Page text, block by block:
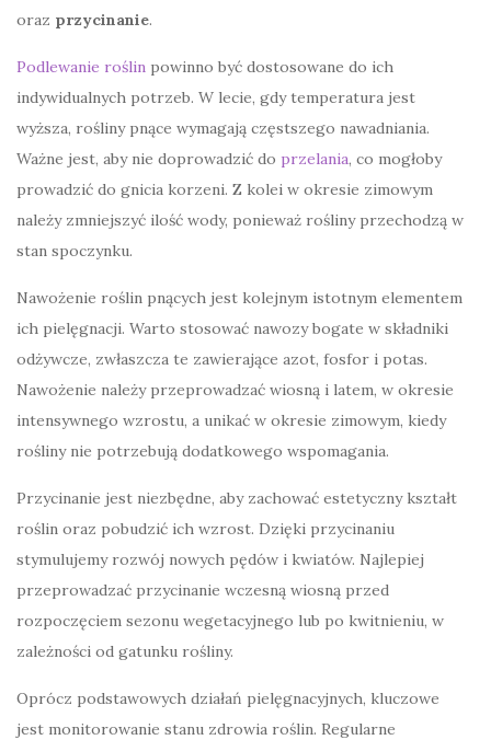
oraz przycinanie.
Podlewanie roślin powinno być dostosowane do ich
indywidualnych potrzeb. W lecie, gdy temperatura jest
wyższa, rośliny pnące wymagają częstszego nawadniania.
Ważne jest, aby nie doprowadzić do przelania, co mogłoby
prowadzić do gnicia korzeni. Z kolei w okresie zimowym
należy zmniejszyć ilość wody, ponieważ rośliny przechodzą w
stan spoczynku.
Nawożenie roślin pnących jest kolejnym istotnym elementem
ich pielęgnacji. Warto stosować nawozy bogate w składniki
odżywcze, zwłaszcza te zawierające azot, fosfor i potas.
Nawożenie należy przeprowadzać wiosną i latem, w okresie
intensywnego wzrostu, a unikać w okresie zimowym, kiedy
rośliny nie potrzebują dodatkowego wspomagania.
Przycinanie jest niezbędne, aby zachować estetyczny kształt
roślin oraz pobudzić ich wzrost. Dzięki przycinaniu
stymulujemy rozwój nowych pędów i kwiatów. Najlepiej
przeprowadzać przycinanie wczesną wiosną przed
rozpoczęciem sezonu wegetacyjnego lub po kwitnieniu, w
zależności od gatunku rośliny.
Oprócz podstawowych działań pielęgnacyjnych, kluczowe
jest monitorowanie stanu zdrowia roślin. Regularne